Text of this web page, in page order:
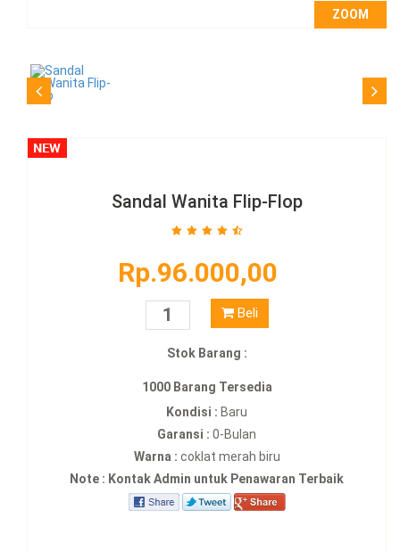
ZOOM
Sandal Wanita Flip-Flop
Rp.96.000,00
Beli
Stok Barang :
1000 Barang Tersedia
Kondisi : Baru
Garansi : 0-Bulan
Warna : coklat merah biru
Note : Kontak Admin untuk Penawaran Terbaik